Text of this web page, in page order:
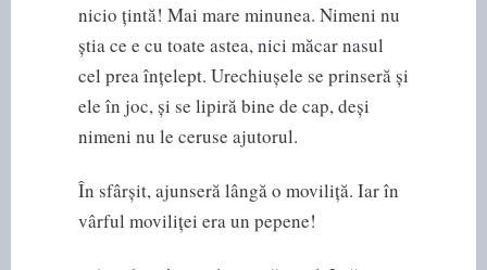
nicio țintă! Mai mare minunea. Nimeni nu
știa ce e cu toate astea, nici măcar nasul
cel prea înțelept. Urechiușele se prinseră și
ele în joc, și se lipiră bine de cap, deși
nimeni nu le ceruse ajutorul.
În sfârșit, ajunseră lângă o moviliță. Iar în
vârful moviliței era un pepene!